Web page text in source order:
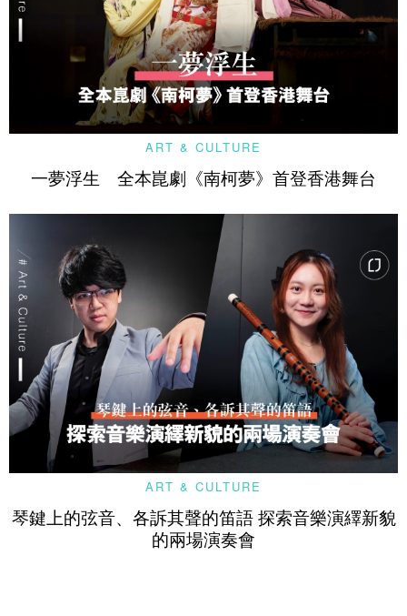
ART & CULTURE
一夢浮生 全本崑劇《南柯夢》首登香港舞台
ART & CULTURE
琴鍵上的弦音、各訴其聲的笛語 探索音樂演繹新貌
的兩場演奏會